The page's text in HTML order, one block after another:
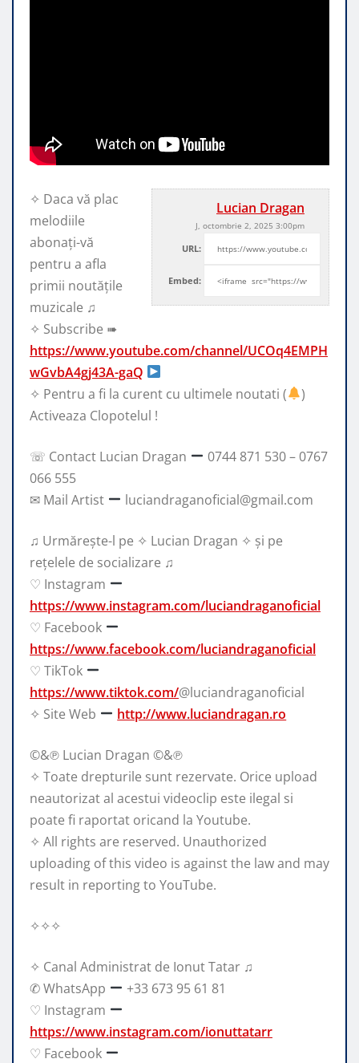
Lucian Dragan
J, octombrie 2, 2025 3:00pm
URL:
Embed:
✧ Daca vă plac
melodiile
abonați-vă
pentru a afla
primii noutățile
muzicale ♫
✧ Subscribe ➠
https://www.youtube.com/channel/UCOq4EMPH
wGvbA4gj43A-gaQ
✧ Pentru a fi la curent cu ultimele noutati (
)
Activeaza Clopotelul !
☏ Contact Lucian Dragan
0744 871 530 – 0767
066 555
✉ Mail Artist
luciandraganoficial@gmail.com
♫ Urmărește-l pe ✧ Lucian Dragan ✧ și pe
rețelele de socializare ♫
♡ Instagram
https://www.instagram.com/luciandraganoficial
♡ Facebook
https://www.facebook.com/luciandraganoficial
♡ TikTok
https://www.tiktok.com/@luciandraganoficial
✧ Site Web
http://www.luciandragan.ro
©&℗ Lucian Dragan ©&℗
✧ Toate drepturile sunt rezervate. Orice upload
neautorizat al acestui videoclip este ilegal si
poate fi raportat oricand la Youtube.
✧ All rights are reserved. Unauthorized
uploading of this video is against the law and may
result in reporting to YouTube.
✧✧✧
✧ Canal Administrat de Ionut Tatar ♫
✆ WhatsApp
+33 673 95 61 81
♡ Instagram
https://www.instagram.com/ionuttatarr
♡ Facebook